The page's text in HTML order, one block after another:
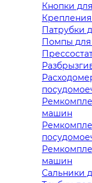
Кнопки
Патрубки
Помпы
машин
машин
Сальники